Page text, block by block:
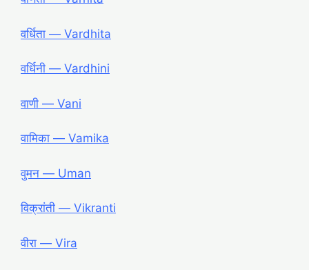
वर्धिता ― Vardhita
वर्धिनी ― Vardhini
वाणी ― Vani
वामिका ― Vamika
वुमन ― Uman
विक्रांती ― Vikranti
वीरा ― Vira